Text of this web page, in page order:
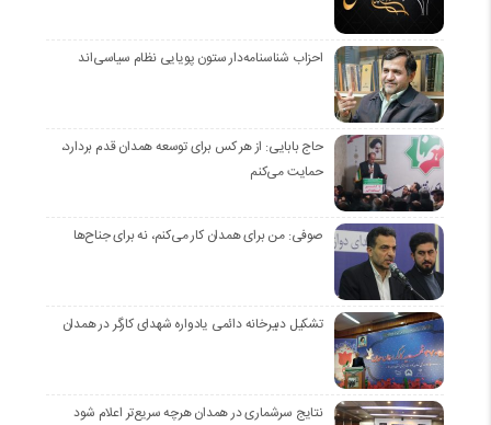
احزاب شناسنامه‌دار ستون پویایی نظام سیاسی‌اند
حاج بابایی: از هر کس برای توسعه همدان قدم بردارد،
حمایت می‌کنم
صوفی: من برای همدان کار می‌کنم، نه برای جناح‌ها
تشکیل دبیرخانه دائمی یادواره شهدای کارگر در همدان
نتایج سرشماری در همدان هرچه سریع‌تر اعلام شود